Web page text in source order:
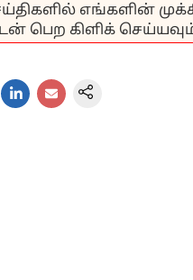
எங்களின்
பெற கிளிக்